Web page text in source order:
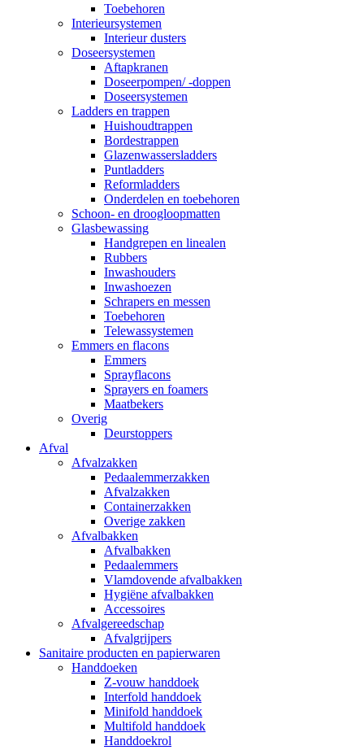
Toebehoren
Interieursystemen
Interieur dusters
Doseersystemen
Aftapkranen
Doseerpompen/ -doppen
Doseersystemen
Ladders en trappen
Huishoudtrappen
Bordestrappen
Glazenwassersladders
Puntladders
Reformladders
Onderdelen en toebehoren
Schoon- en droogloopmatten
Glasbewassing
Handgrepen en linealen
Rubbers
Inwashouders
Inwashoezen
Schrapers en messen
Toebehoren
Telewassystemen
Emmers en flacons
Emmers
Sprayflacons
Sprayers en foamers
Maatbekers
Overig
Deurstoppers
Afval
Afvalzakken
Pedaalemmerzakken
Afvalzakken
Containerzakken
Overige zakken
Afvalbakken
Afvalbakken
Pedaalemmers
Vlamdovende afvalbakken
Hygiëne afvalbakken
Accessoires
Afvalgereedschap
Afvalgrijpers
Sanitaire producten en papierwaren
Handdoeken
Z-vouw handdoek
Interfold handdoek
Minifold handdoek
Multifold handdoek
Handdoekrol